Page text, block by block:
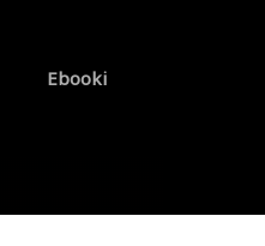
Ebooki